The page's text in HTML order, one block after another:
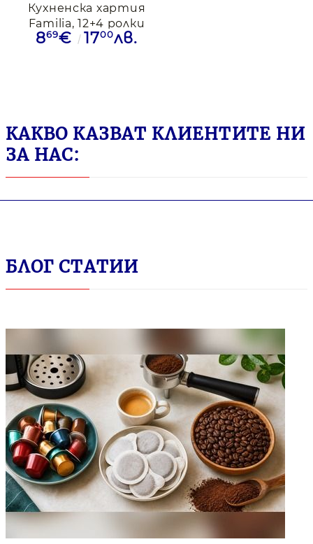
Кухненска хартия
Familia, 12+4 ролки
869€ 1700лв.
КАКВО КАЗВАТ КЛИЕНТИТЕ НИ
ЗА НАС:
БЛОГ СТАТИИ